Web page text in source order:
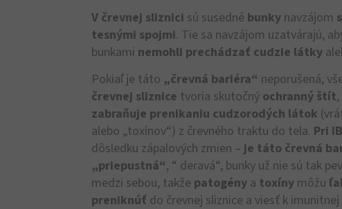
V črevnej sliznici sú susedné bunky navzájom
tesnými spojmi. Tie sa navzájom uzatvárajú,
bunkami nemohli prechádzať cudzie látky
Pokiaľ je táto „črevná bariéra“ neporušená,
črevnej sliznice tvoria skutočný ochranný štít
zabraňuje prenikaniu cudzorodých látok
alebo „toxínov“) z črevného traktu do tela. Pri
dôsledku zápalových zmien –je táto črevná
„priepustná“, “ deravá“, bunky už nie sú tak
medzi sebou, takže patogény a toxíny môžu
preniknúť do črevnej sliznice a viesť k imunitnej